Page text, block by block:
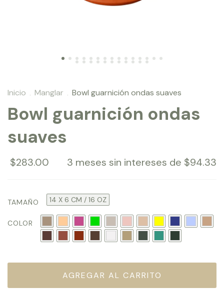
Inicio . Manglar . Bowl guarnición ondas suaves
Bowl guarnición ondas
suaves
$283.00 3 meses sin intereses de $94.33
TAMAÑO 14 X 6 CM / 16 OZ
COLOR